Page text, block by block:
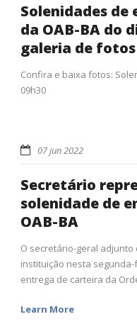
Solenidades
da OAB-BA do
galeria de fotos
Confira e baixa fotos:
09h30
07 jun 2022
Secretário
solenidade de
OAB-BA
O secretário-geral adjunto
instituição nesta
entrega de carteira da
Learn More